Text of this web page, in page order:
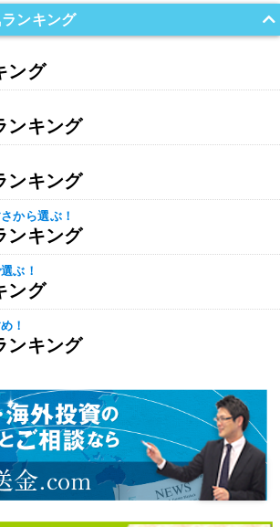
ンキング
ング
ンキング
ンキング
から選ぶ！
ンキング
ぶ！
ング
！
ンキング